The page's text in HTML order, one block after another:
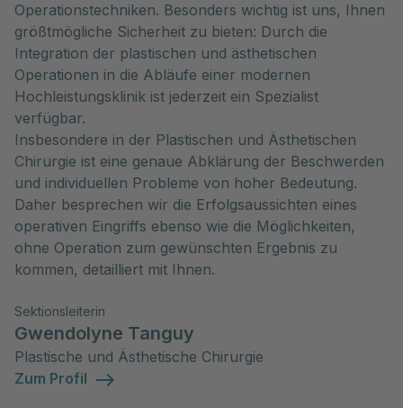
Operationstechniken. Besonders wichtig ist uns, Ihnen
größtmögliche Sicherheit zu bieten: Durch die
Integration der plastischen und ästhetischen
Operationen in die Abläufe einer modernen
Hochleistungsklinik ist jederzeit ein Spezialist
verfügbar.
Insbesondere in der Plastischen und Ästhetischen
Chirurgie ist eine genaue Abklärung der Beschwerden
und individuellen Probleme von hoher Bedeutung.
Daher besprechen wir die Erfolgsaussichten eines
operativen Eingriffs ebenso wie die Möglichkeiten,
ohne Operation zum gewünschten Ergebnis zu
kommen, detailliert mit Ihnen.
Sektionsleiterin
Gwendolyne Tanguy
Plastische und Ästhetische Chirurgie
Zum Profil